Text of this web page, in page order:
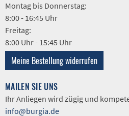
Montag bis Donnerstag:
8:00 - 16:45 Uhr
Freitag:
8:00 Uhr - 15:45 Uhr
Meine Bestellung widerrufen
MAILEN SIE UNS
Ihr Anliegen wird zügig und
info@burgia.de